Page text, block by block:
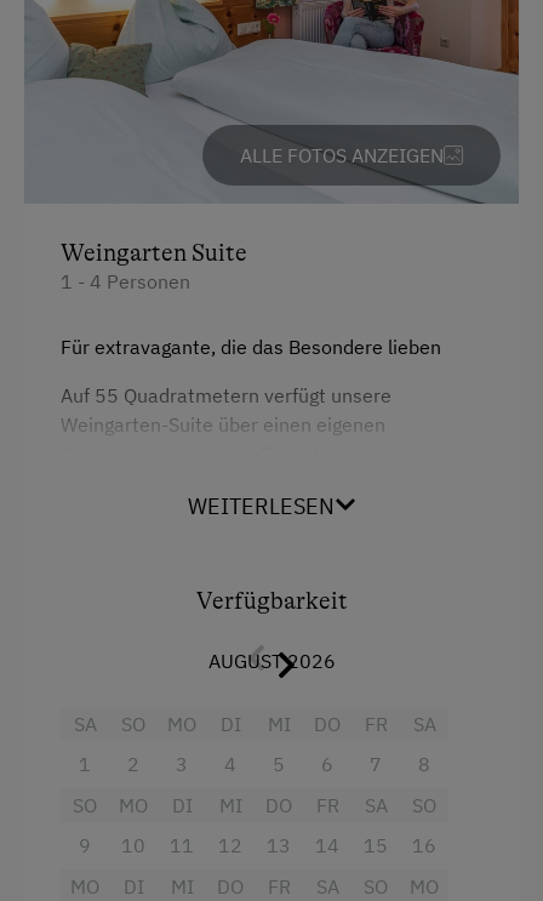
ALLE FOTOS ANZEIGEN
Weingarten Suite
1 - 4 Personen
Für extravagante, die das Besondere lieben
Auf 55 Quadratmetern verfügt unsere
Weingarten-Suite über einen eigenen
Kochnische, Sat-TV und Radio. Im Badezimmer
Aussicht auf eine Berglandschaft
Balkon/Terrasse
WEITERLESEN
Verfügbarkeit
AUGUST 2026
SA
1
SO
2
MO
3
DI
4
MI
5
DO
6
FR
7
SA
8
SO
9
MO
10
DI
11
MI
12
DO
13
FR
14
SA
15
SO
16
MO
DI
MI
DO
FR
SA
SO
MO